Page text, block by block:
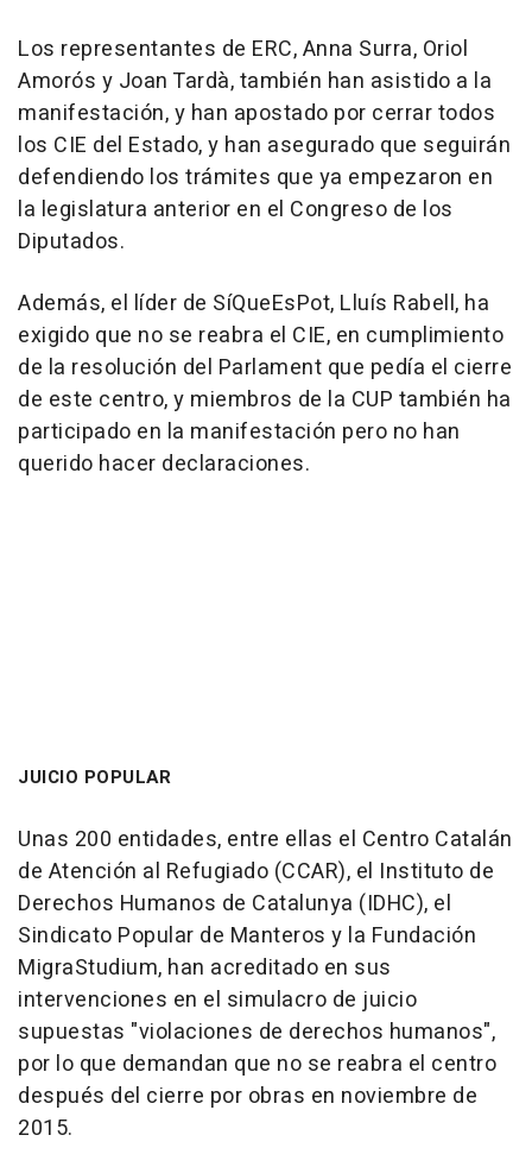
Los representantes de ERC, Anna Surra, Oriol
Amorós y Joan Tardà, también han asistido a la
manifestación, y han apostado por cerrar todos
los CIE del Estado, y han asegurado que seguirán
defendiendo los trámites que ya empezaron en
la legislatura anterior en el Congreso de los
Diputados.
Además, el líder de SíQueEsPot, Lluís Rabell, ha
exigido que no se reabra el CIE, en cumplimiento
de la resolución del Parlament que pedía el cierre
de este centro, y miembros de la CUP también ha
participado en la manifestación pero no han
querido hacer declaraciones.
JUICIO POPULAR
Unas 200 entidades, entre ellas el Centro Catalán
de Atención al Refugiado (CCAR), el Instituto de
Derechos Humanos de Catalunya (IDHC), el
Sindicato Popular de Manteros y la Fundación
MigraStudium, han acreditado en sus
intervenciones en el simulacro de juicio
supuestas "violaciones de derechos humanos",
por lo que demandan que no se reabra el centro
después del cierre por obras en noviembre de
2015.